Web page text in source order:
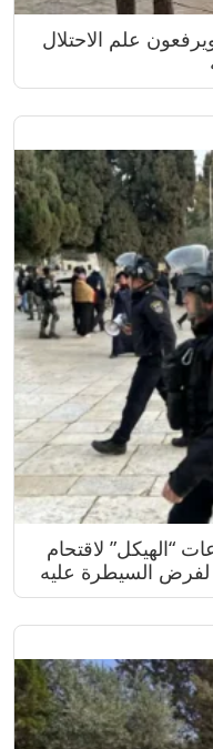
علم الاحتلال
“الهيكل” لاقتحام
السيطرة عليه